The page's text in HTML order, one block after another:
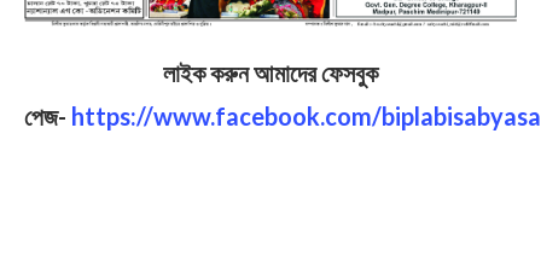
লাইক করুন আমাদের ফেসবুক
পেজ- https://www.facebook.com/